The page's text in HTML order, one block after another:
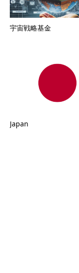
宇宙戦略基金
Japan